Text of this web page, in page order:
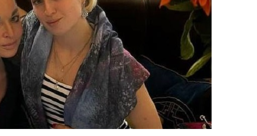
Шоу-
Бизнеса